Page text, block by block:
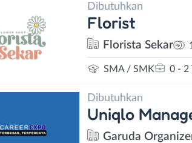
Dibutuhkan
Florist
Florista Sekar
SMA / SMK 0 - 2
Dibutuhkan
Uniqlo
Garuda